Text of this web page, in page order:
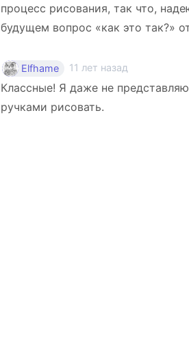
процесс рисования, так что,
будущем вопрос «как это так?»
Elfhame 11 лет назад
Классные! Я даже не
ручками рисовать.